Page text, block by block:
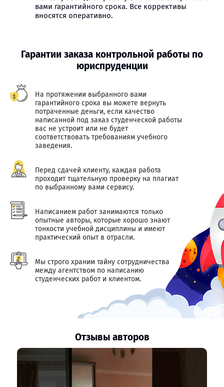
вами гарантийного срока. Все коррективы
вносятся оперативно.
Гарантии заказа контрольной работы по
юриспруденции
На протяжении выбранного вами
гарантийного срока вы можете вернуть
потраченные деньги, если качество
написанной под заказ студенческой работы
вас не устроит или не будет
соответствовать требованиям учебного
заведения.
Перед сдачей клиенту, каждая работа
проходит тщательную проверку на плагиат
по выбранному вами сервису.
Написанием работ занимаются только
опытные авторы, которые хорошо знают
тонкости учебной дисциплины и имеют
практический опыт в отрасли.
Мы строго храним тайну сотрудничества
между агентством по написанию
студенческих работ и клиентом.
Отзывы авторов